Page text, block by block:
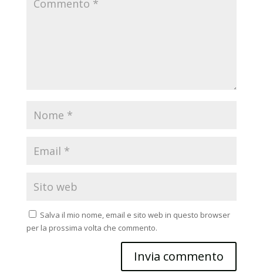
Salva il mio nome, email e sito web in questo browser
per la prossima volta che commento.